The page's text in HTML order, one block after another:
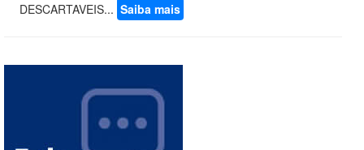
DESCARTAVEIS... Saiba mais